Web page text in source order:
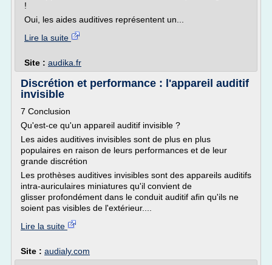
!
Oui, les aides auditives représentent un...
Lire la suite
Site : audika.fr
Discrétion et performance : l'appareil auditif
invisible
7 Conclusion
Qu'est-ce qu'un appareil auditif invisible ?
Les aides auditives invisibles sont de plus en plus
populaires en raison de leurs performances et de leur
grande discrétion
Les prothèses auditives invisibles sont des appareils auditifs
intra-auriculaires miniatures qu'il convient de
glisser profondément dans le conduit auditif afin qu'ils ne
soient pas visibles de l'extérieur....
Lire la suite
Site : audialy.com